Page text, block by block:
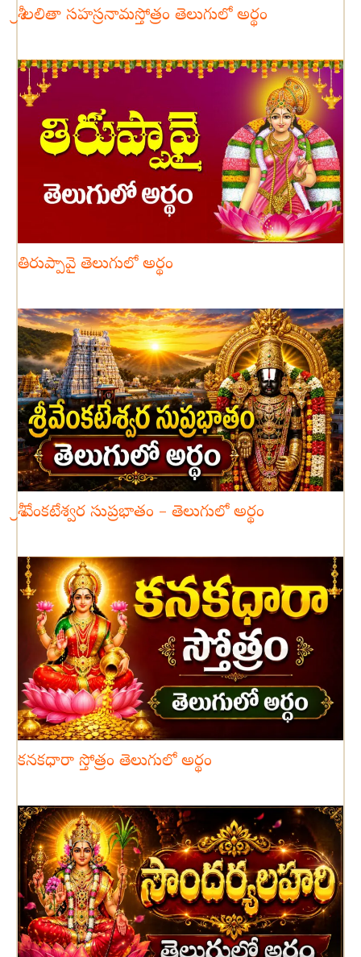
శ్రీ లలితా సహస్రనామస్తోత్రం తెలుగులో అర్థం
తిరుప్పావై తెలుగులో అర్థం
శ్రీ వేంకటేశ్వర సుప్రభాతం – తెలుగులో అర్థం
కనకధారా స్తోత్రం తెలుగులో అర్థం